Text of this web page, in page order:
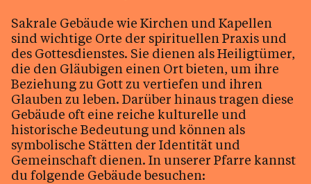
Sakrale Gebäude wie Kirchen und Kapellen
sind wichtige Orte der spirituellen Praxis und
des Gottesdienstes. Sie dienen als Heiligtümer,
die den Gläubigen einen Ort bieten, um ihre
Beziehung zu Gott zu vertiefen und ihren
Glauben zu leben. Darüber hinaus tragen diese
Gebäude oft eine reiche kulturelle und
historische Bedeutung und können als
symbolische Stätten der Identität und
Gemeinschaft dienen. In unserer Pfarre kannst
du folgende Gebäude besuchen: